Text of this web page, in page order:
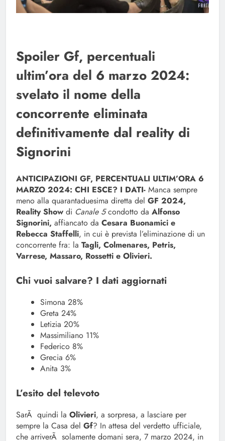
Spoiler Gf, percentuali
ultim’ora del 6 marzo 2024:
svelato il nome della
concorrente eliminata
definitivamente dal reality di
Signorini
ANTICIPAZIONI GF, PERCENTUALI ULTIM’ORA 6
MARZO 2024: CHI ESCE? I DATI- Manca sempre
meno alla quarantaduesima diretta del GF 2024,
Reality Show di Canale 5condotto da Alfonso
Signorini, affiancato da Cesara Buonamici e
Rebecca Staffelli, in cui è prevista l’eliminazione di un
concorrente fra: la Tagli, Colmenares, Petris,
Varrese, Massaro, Rossetti e Olivieri.
Chi vuoi salvare? I dati aggiornati
Simona 28%
Greta 24%
Letizia 20%
Massimiliano 11%
Federico 8%
Grecia 6%
Anita 3%
L’esito del televoto
SarÃ quindi la Olivieri, a sorpresa, a lasciare per
sempre la Casa del Gf? In attesa del verdetto ufficiale,
che arriverÃ solamente domani sera, 7 marzo 2024, in